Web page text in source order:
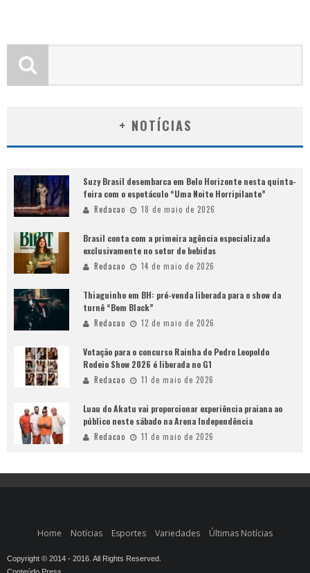
+ NOTÍCIAS
Suzy Brasil desembarca em Belo Horizonte nesta quinta-
feira com o espetáculo “Uma Noite Horripilante”
Redacao 18 de maio de 2026
Brasil conta com a primeira agência especializada
exclusivamente no setor de bebidas
Redacao 14 de maio de 2026
Thiaguinho em BH: pré-venda liberada para o show da
turnê “Bem Black”
Redacao 12 de maio de 2026
Votação para o concurso Rainha do Pedro Leopoldo
Rodeio Show 2026 é liberada no G1
Redacao 11 de maio de 2026
Luau do Akatu vai proporcionar experiência praiana ao
público neste sábado na Arena Independência
Redacao 11 de maio de 2026
Home Notícias Esportes Variedades Últimas Notícias
Copyright © 2014 - 2016. All Rights Reserved.